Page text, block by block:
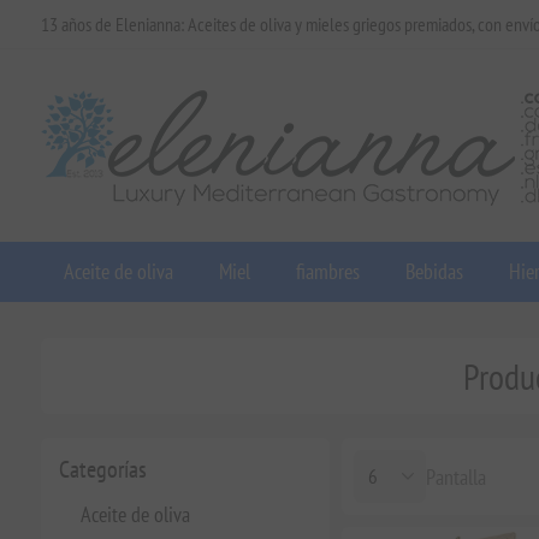
13 años de Elenianna: Aceites de oliva y mieles griegos premiados, con
Aceite de oliva Miel fiambres Bebidas
Categorías
Aceite de oliva